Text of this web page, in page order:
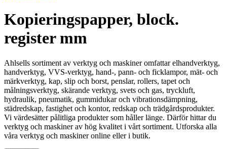
Kopieringspapper, block.
register mm
Ahlsells sortiment av verktyg och maskiner omfattar elhandverktyg,
handverktyg, VVS-verktyg, hand-, pann- och ficklampor, mät- och
märkverktyg, kap, slip och borst, penslar, rollers, tapet och
målningsverktyg, skärande verktyg, svets och gas, tryckluft,
hydraulik, pneumatik, gummidukar och vibrationsdämpning,
städredskap, fastighet och kontor, redskap och trädgårdsprodukter.
Vi värdesätter pålitliga produkter som håller länge. Därför hittar du
verktyg och maskiner av hög kvalitet i vårt sortiment. Utforska alla
våra verktyg och maskiner online eller i butik.